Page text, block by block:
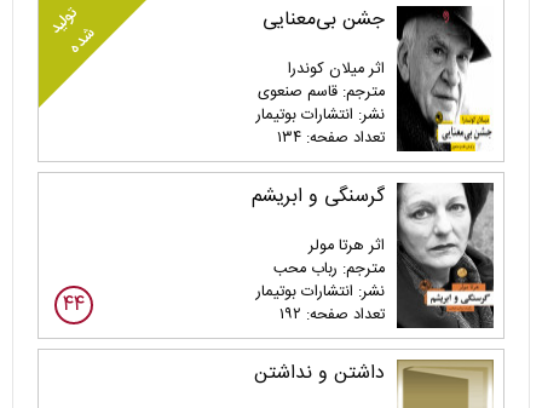
جشن بی‌معنایی
اثر میلان کوندرا
مترجم: قاسم صنعوی
نشر: انتشارات بوتیمار
تعداد صفحه: ۱۳۴
تولید
شده
گرسنگی و ابریشم
اثر هرتا مولر
مترجم: رباب محب
نشر: انتشارات بوتیمار
تعداد صفحه: ۱۹۲
۴۴
داشتن و نداشتن